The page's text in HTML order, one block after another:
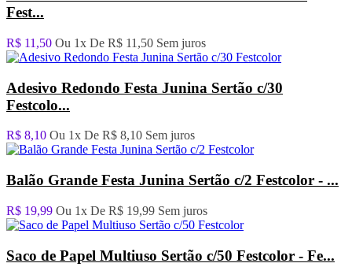
Fest...
R$ 11,50 Ou 1x De R$ 11,50 Sem juros
Adesivo Redondo Festa Junina Sertão c/30
Festcolo...
R$ 8,10 Ou 1x De R$ 8,10 Sem juros
Balão Grande Festa Junina Sertão c/2 Festcolor - ...
R$ 19,99 Ou 1x De R$ 19,99 Sem juros
Saco de Papel Multiuso Sertão c/50 Festcolor - Fe...